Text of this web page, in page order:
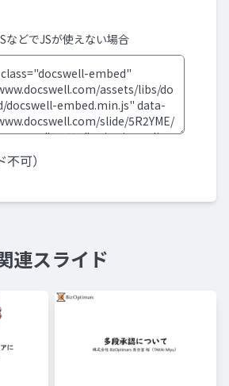
などでJSが使えない場合
可）
連スライド